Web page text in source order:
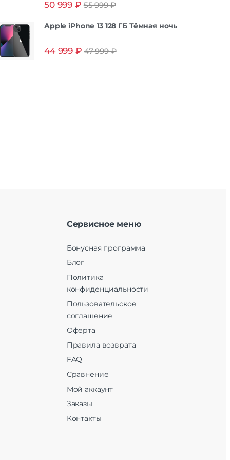
из 5
50 999 ₽ 55 999₽
Apple iPhone 13 128 ГБ Тёмная ночь
44 999 ₽ 47 999₽
Сервисное меню
Бонусная программа
Блог
Политика
конфиденциальности
Пользовательское
соглашение
Оферта
Правила возврата
FAQ
Сравнение
Мой аккаунт
Заказы
Контакты